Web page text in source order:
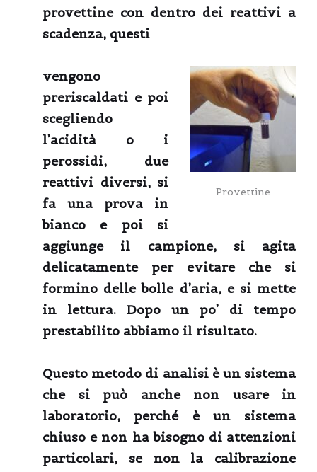
provettine con dentro dei reattivi a
scadenza, questi
Provettine
vengono
preriscaldati e poi
scegliendo
l’acidità o i
perossidi, due
reattivi diversi, si
fa una prova in
bianco e poi si
aggiunge il campione, si agita
delicatamente per evitare che si
formino delle bolle d’aria, e si mette
in lettura. Dopo un po’ di tempo
prestabilito abbiamo il risultato.
Questo metodo di analisi è un sistema
che si può anche non usare in
laboratorio, perché è un sistema
chiuso e non ha bisogno di attenzioni
particolari, se non la calibrazione